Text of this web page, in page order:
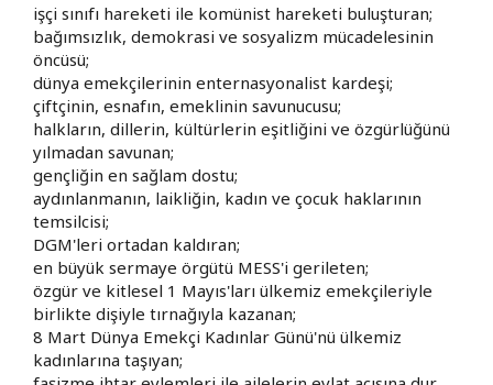
işçi sınıfı hareketi ile komünist hareketi buluşturan;
bağımsızlık, demokrasi ve sosyalizm mücadelesinin
öncüsü;
dünya emekçilerinin enternasyonalist kardeşi;
çiftçinin, esnafın, emeklinin savunucusu;
halkların, dillerin, kültürlerin eşitliğini ve özgürlüğünü
yılmadan savunan;
gençliğin en sağlam dostu;
aydınlanmanın, laikliğin, kadın ve çocuk haklarının
temsilcisi;
DGM'leri ortadan kaldıran;
en büyük sermaye örgütü MESS'i gerileten;
özgür ve kitlesel 1 Mayıs'ları ülkemiz emekçileriyle
birlikte dişiyle tırnağıyla kazanan;
8 Mart Dünya Emekçi Kadınlar Günü'nü ülkemiz
kadınlarına taşıyan;